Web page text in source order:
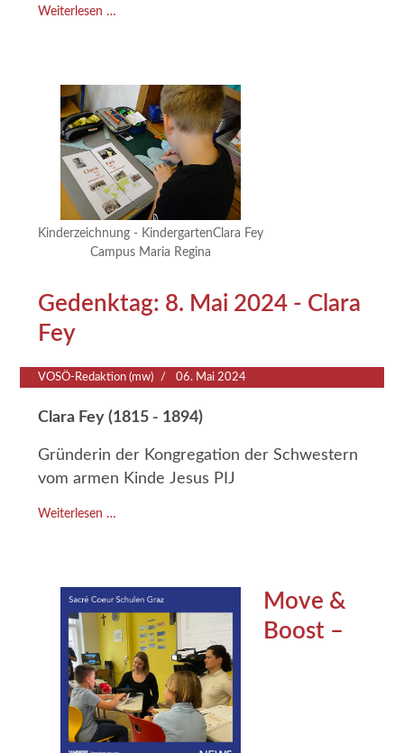
Weiterlesen …
Kinderzeichnung - KindergartenClara Fey
Campus Maria Regina
Gedenktag: 8. Mai 2024 - Clara
Fey
VOSÖ-Redaktion (mw) 06. Mai 2024
Clara Fey (1815 - 1894)
Gründerin der Kongregation der Schwestern
vom armen Kinde Jesus PIJ
Weiterlesen …
Move &
Boost –